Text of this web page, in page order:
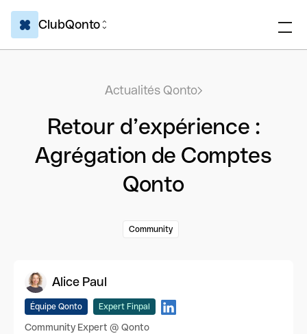
ClubQonto
Actualités Qonto
Retour d’expérience :
Agrégation de Comptes
Qonto
Community
Alice Paul
Équipe Qonto Expert Finpal
Community Expert @ Qonto